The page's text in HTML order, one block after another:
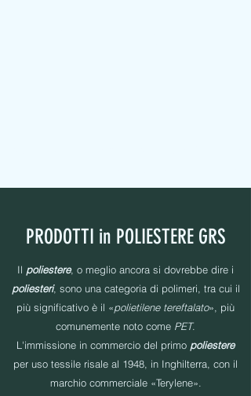
PRODOTTI in POLIESTERE GRS
Il poliestere, o meglio ancora si dovrebbe dire i
poliesteri, sono una categoria di polimeri, tra cui il
più significativo è il «polietilene tereftalato», più
comunemente noto come PET.
L'immissione in commercio del primo poliestere
per uso tessile risale al 1948, in Inghilterra, con il
marchio commerciale «Terylene».